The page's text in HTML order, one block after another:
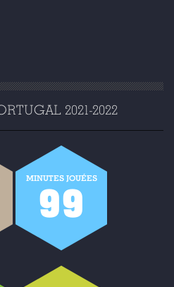
2021-2022
MINUTES JOUÉES
99